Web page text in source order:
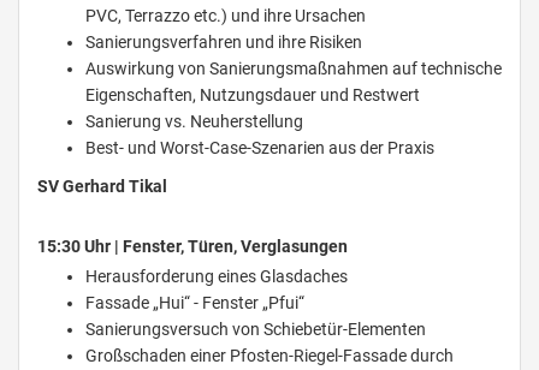
PVC, Terrazzo etc.) und ihre Ursachen
Sanierungsverfahren und ihre Risiken
Auswirkung von Sanierungsmaßnahmen auf technische
Eigenschaften, Nutzungsdauer und Restwert
Sanierung vs. Neuherstellung
Best- und Worst-Case-Szenarien aus der Praxis
SV Gerhard Tikal
15:30 Uhr | Fenster, Türen, Verglasungen
Herausforderung eines Glasdaches
Fassade „Hui“ - Fenster „Pfui“
Sanierungsversuch von Schiebetür-Elementen
Großschaden einer Pfosten-Riegel-Fassade durch